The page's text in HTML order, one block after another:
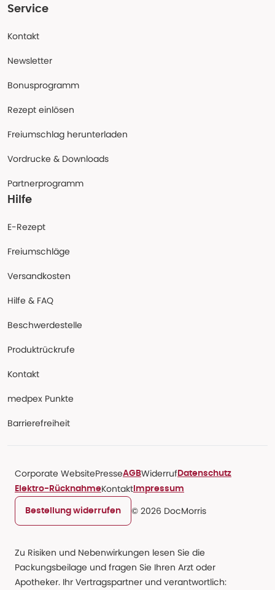
Service
Kontakt
Newsletter
Bonusprogramm
Rezept einlösen
Freiumschlag herunterladen
Vordrucke & Downloads
Partnerprogramm
Hilfe
E-Rezept
Freiumschläge
Versandkosten
Hilfe & FAQ
Beschwerdestelle
Produktrückrufe
Kontakt
medpex Punkte
Barrierefreiheit
Corporate WebsitePresseAGBWiderruf Datenschutz
Elektro-RücknahmeKontakt Impressum
Bestellung widerrufen © 2026 DocMorris
Zu Risiken und Nebenwirkungen lesen Sie die
Packungsbeilage und fragen Sie Ihren Arzt oder
Apotheker. Ihr Vertragspartner und verantwortlich: